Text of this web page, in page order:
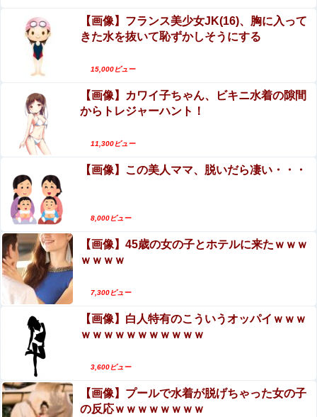
から乳首が透けてしまう放送事故ｗｗｗ
撃墜するウクライナ。
【閲覧注意】人妻がヌード動画を公開 ⇒ ネット民
「赤ちゃんに絶対に母乳を上げないで！」（衝撃
【閲覧注意】女さん「私の村、本当にヤバい…こ
【画像】フランス美少女JK(16)、胸に入って
きた水を抜いて恥ずかしそうにする
15,000ビュー
【画像】カワイ子ちゃん、ビキニ水着の隙間
からトレジャーハント！
11,300ビュー
【画像】この美人ママ、脱いだら凄い・・・
8,000ビュー
【画像】45歳の女の子とホテルに来たｗｗｗ
ｗｗｗｗ
7,300ビュー
【画像】白人特有のこういうオッパイｗｗｗ
ｗｗｗｗｗｗｗｗｗｗｗ
3,600ビュー
【画像】プールで水着が脱げちゃった女の子
の反応ｗｗｗｗｗｗｗｗ